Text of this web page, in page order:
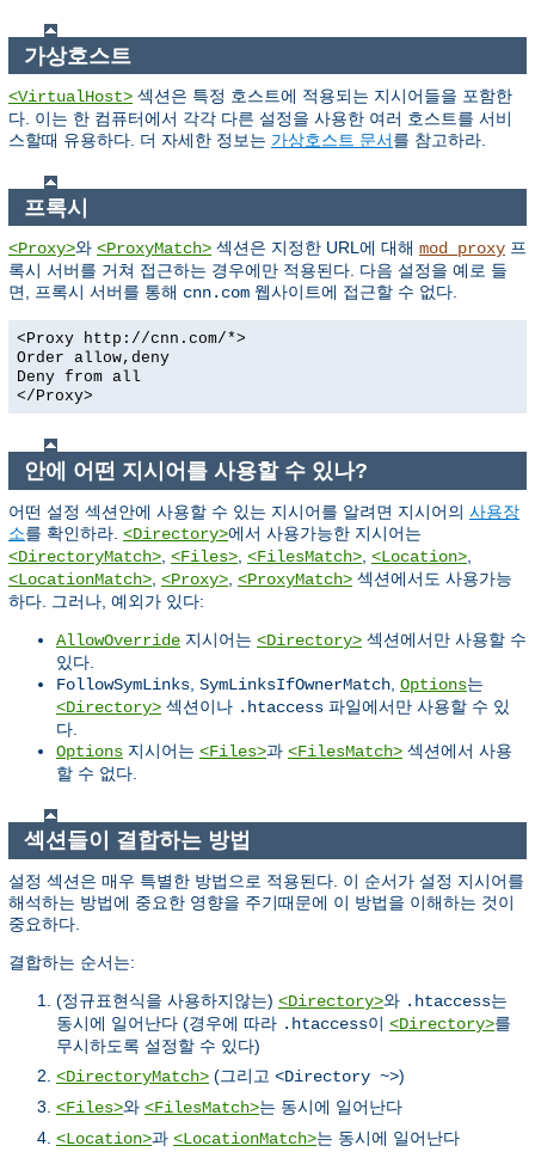
가상호스트
<VirtualHost> 섹션은 특정 호스트에 적용되는 지시어들을 포함한
다. 이는 한 컴퓨터에서 각각 다른 설정을 사용한 여러 호스트를 서비
스할때 유용하다. 더 자세한 정보는 가상호스트 문서를 참고하라.
프록시
<Proxy>와 <ProxyMatch> 섹션은 지정한 URL에 대해 mod_proxy 프
록시 서버를 거쳐 접근하는 경우에만 적용된다. 다음 설정을 예로 들
면, 프록시 서버를 통해 cnn.com 웹사이트에 접근할 수 없다.
<Proxy http://cnn.com/*>
Order allow,deny
Deny from all
</Proxy>
안에 어떤 지시어를 사용할 수 있나?
어떤 설정 섹션안에 사용할 수 있는 지시어를 알려면 지시어의 사용장
소를 확인하라. <Directory>에서 사용가능한 지시어는
<DirectoryMatch> <Files> <FilesMatch> <Location>
<LocationMatch> <Proxy> <ProxyMatch> 섹션에서도 사용가능
하다. 그러나, 예외가 있다:
AllowOverride 지시어는 <Directory> 섹션에서만 사용할 수
있다.
FollowSymLinks SymLinksIfOwnerMatch Options는
<Directory> 섹션이나 .htaccess 파일에서만 사용할 수 있
다.
Options 지시어는 <Files>과 <FilesMatch> 섹션에서 사용
할 수 없다.
섹션들이 결합하는 방법
설정 섹션은 매우 특별한 방법으로 적용된다. 이 순서가 설정 지시어를
해석하는 방법에 중요한 영향을 주기때문에 이 방법을 이해하는 것이
중요하다.
결합하는 순서는:
(정규표현식을 사용하지않는) <Directory>와 .htaccess는
동시에 일어난다 (경우에 따라 .htaccess이 <Directory>를
무시하도록 설정할 수 있다)
<DirectoryMatch> (그리고 <Directory ~>)
<Files>와 <FilesMatch>는 동시에 일어난다
<Location>과 <LocationMatch>는 동시에 일어난다